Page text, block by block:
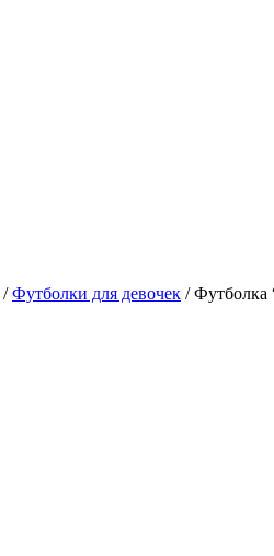
/Футболки для девочек / Футболка